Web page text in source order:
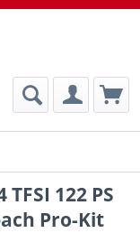
122 PS
Pro-Kit